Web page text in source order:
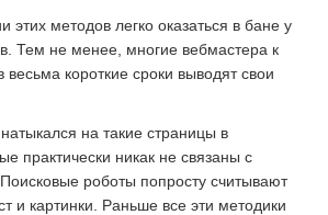
этих методов легко оказаться в бане у
Тем не менее, многие вебмастера к
короткие сроки выводят свои
на такие страницы в
практически никак не связаны с
роботы попросту считывают
и картинки. Раньше все эти методики